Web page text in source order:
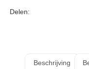
Delen:
Beschrijving